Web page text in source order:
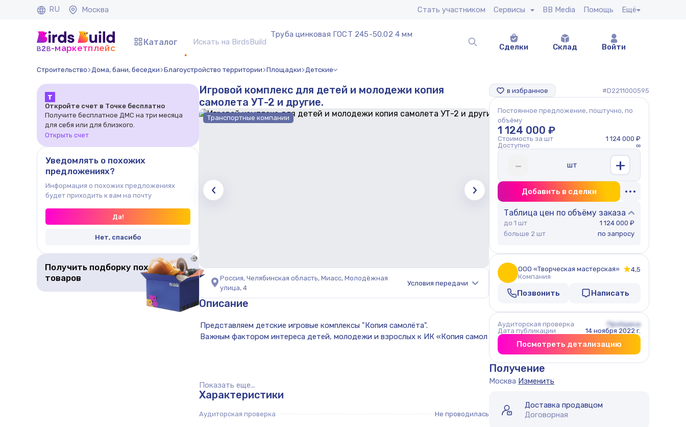
RU Москва Стать участником Сервисы BB Media Помощь Ещё
b2b-маркетплейс
Каталог
Труба цинковая ГОСТ 245-50.02 4 мм
Сделки
Склад Войти
Строительство Дома, бани, беседки Благоустройство территории Площадки Детские
Т
Откройте счет в Точке бесплатно
Получите бесплатное ДМС на три месяца
для себя или для близкого.
Открыть счет
Уведомлять о похожих
предложениях?
Информация о похожих предложениях
будет приходить к вам на почту
Да!
Нет, спасибо
Получить подборку похожих
товаров
Игровой комплекс для детей и молодежи копия
самолета УТ-2 и другие.
Транспортные компании
Россия, Челябинская область, Миасс, Молодёжная
улица, 4
Условия передачи
Описание
Показать еще...
Характеристики
Аудиторская проверка Не проводилась
в избранное #D2211000595
Постоянное предложение, поштучно, по
объёму
1 124 000 ₽
Стоимость за шт
1 124 000 ₽
Доступно
∞
- шт +
Добавить в сделки
Таблица цен по объёму заказа
до 1 шт
1 124 000 ₽
больше 2 шт
по запросу
ООО «Творческая мастерская»
4,5
Компания
Позвонить Написать
Аудиторская проверка
Пройдена
Дата публикации
14 ноября 2022 г.
Посмотреть детализацию
Получение
Москва Изменить
Доставка продавцом
Договорная